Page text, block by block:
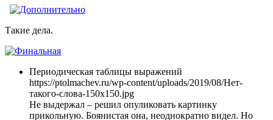
Такие дела.
Периодическая таблицы выражений
https://ptolmachev.ru/wp-content/uploads/2019/08/Нет-
такого-слова-150x150.jpg
Не выдержал – решил опуликовать картинку
прикольную. Боянистая она, неоднократно видел. Но